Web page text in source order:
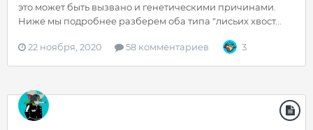
это может быть вызвано и генетическими причинами.
Ниже мы подробнее разберем оба типа "лисьих хвост...
22 ноября, 2020 58 комментариев 3